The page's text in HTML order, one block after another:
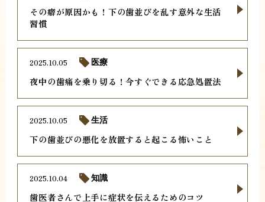
その癖が原因かも！下の歯並びを乱す意外な生活
習慣
夜中の歯痛を乗り切る！今すぐできる応急処置法
2025.10.05 医療
下の歯並びの悪化を放置すると起こる怖いこと
2025.10.05 生活
歯医者さんで上手に症状を伝えるためのコツ
2025.10.04 知識